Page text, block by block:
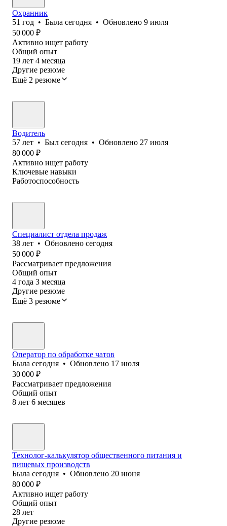
Охранник
51 год • Была сегодня • Обновлено 9 июля
50 000 ₽
Активно ищет работу
Общий опыт
19 лет 4 месяца
Другие резюме
Ещё 2 резюме
Водитель
57 лет • Был сегодня • Обновлено 27 июля
80 000 ₽
Активно ищет работу
Ключевые навыки
Работоспособность
Специалист отдела продаж
38 лет • Обновлено сегодня
50 000 ₽
Рассматривает предложения
Общий опыт
4 года 3 месяца
Другие резюме
Ещё 3 резюме
Оператор по обработке чатов
Была сегодня • Обновлено 17 июля
30 000 ₽
Рассматривает предложения
Общий опыт
8 лет 6 месяцев
Технолог-калькулятор общественного питания и
пищевых производств
Была сегодня • Обновлено 20 июня
80 000 ₽
Активно ищет работу
Общий опыт
28 лет
Другие резюме